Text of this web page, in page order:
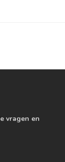
vragen en